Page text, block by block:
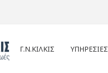
Γ.Ν.ΚΙΛΚΙΣ ΥΠΗΡΕΣΙΕΣ